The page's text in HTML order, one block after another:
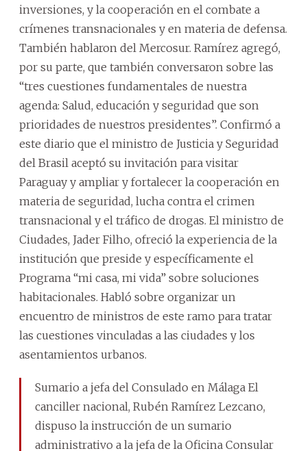
inversiones, y la cooperación en el combate a
crímenes transnacionales y en materia de defensa.
También hablaron del Mercosur. Ramírez agregó,
por su parte, que también conversaron sobre las
“tres cuestiones fundamentales de nuestra
agenda: Salud, educación y seguridad que son
prioridades de nuestros presidentes”. Confirmó a
este diario que el ministro de Justicia y Seguridad
del Brasil aceptó su invitación para visitar
Paraguay y ampliar y fortalecer la cooperación en
materia de seguridad, lucha contra el crimen
transnacional y el tráfico de drogas. El ministro de
Ciudades, Jader Filho, ofreció la experiencia de la
institución que preside y específicamente el
Programa “mi casa, mi vida” sobre soluciones
habitacionales. Habló sobre organizar un
encuentro de ministros de este ramo para tratar
las cuestiones vinculadas a las ciudades y los
asentamientos urbanos.
Sumario a jefa del Consulado en Málaga El
canciller nacional, Rubén Ramírez Lezcano,
dispuso la instrucción de un sumario
administrativo a la jefa de la Oficina Consular